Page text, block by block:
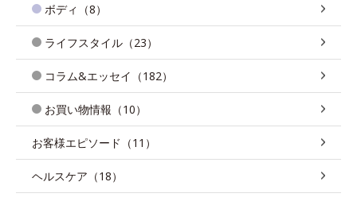
ボディ（8）
ライフスタイル（23）
コラム&エッセイ（182）
お買い物情報（10）
お客様エピソード（11）
ヘルスケア（18）